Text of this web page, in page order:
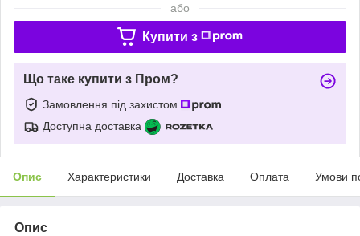
або
Купити з
Що таке купити з Пром?
Замовлення під захистом
Доступна доставка
Опис Характеристики Доставка Оплата Умови
Опис